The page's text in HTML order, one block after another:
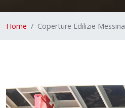
Home Coperture Edilizie Messina